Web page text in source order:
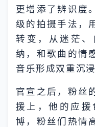
更增添了辨识度
级的拍摄手法，
转变，从迷茫
纳，和歌曲的情
音乐形成双重沉浸
官宣之后，粉丝
援上，他的应
博，粉丝们热情